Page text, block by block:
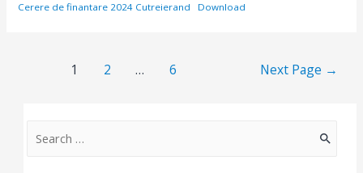
Cerere de finantare 2024 Cutreierand
Download
Bejegyzések1 2 … 6 Next Page →
S